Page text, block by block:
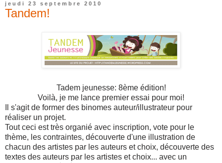
jeudi 23 septembre 2010
Tandem!
Tadem jeunesse: 8ème édition!
Voilà, je me lance premier essai pour moi!
Il s'agit de former des binomes auteur/illustrateur pour
réaliser un projet.
Tout ceci est très organié avec inscription, vote pour le
thème, les contraintes, découverte d'une illustration de
chacun des artistes par les auteurs et choix, découverte des
textes des auteurs par les artistes et choix... avec un